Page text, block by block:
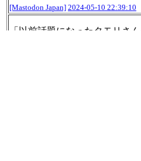
[Mastodon Japan] 2024-05-10 22:39:10
「以前話題になったタモリさ